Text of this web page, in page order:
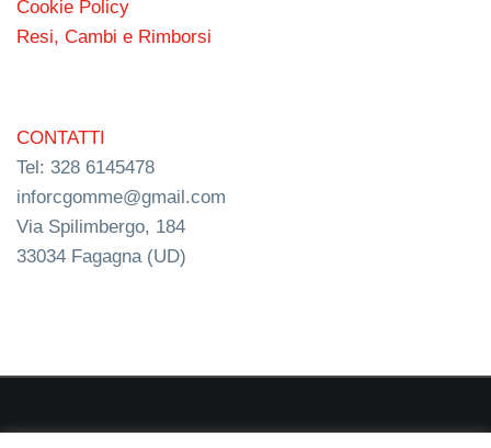
Cookie Policy
Resi, Cambi e Rimborsi
CONTATTI
Tel: 328 6145478
inforcgomme@gmail.com
Via Spilimbergo, 184
33034 Fagagna (UD)